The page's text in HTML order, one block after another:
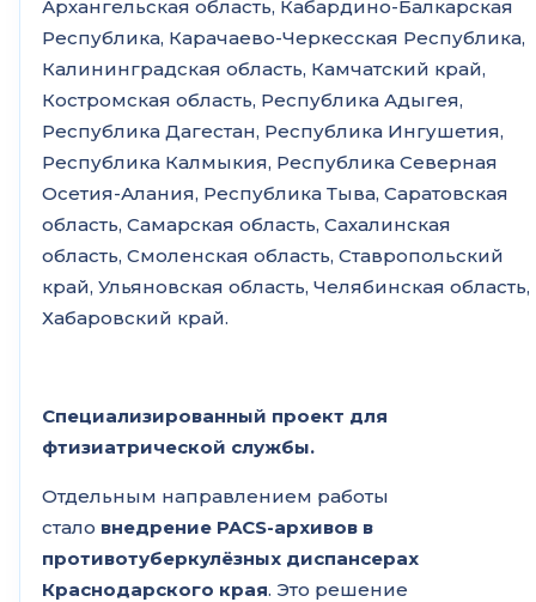
Архангельская область, Кабардино-Балкарская
Республика, Карачаево-Черкесская Республика,
Калининградская область, Камчатский край,
Костромская область, Республика Адыгея,
Республика Дагестан, Республика Ингушетия,
Республика Калмыкия, Республика Северная
Осетия-Алания, Республика Тыва, Саратовская
область, Самарская область, Сахалинская
область, Смоленская область, Ставропольский
край, Ульяновская область, Челябинская область,
Хабаровский край.
Специализированный проект для
фтизиатрической службы.
Отдельным направлением работы
стало внедрение PACS-архивов в
противотуберкулёзных диспансерах
Краснодарского края. Это решение